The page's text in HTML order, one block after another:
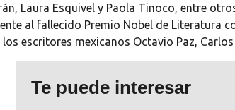
Laura Esquivel y Paola Tinoco, entre
al fallecido Premio Nobel de Literatura
escritores mexicanos Octavio Paz, Carlos
Te puede interesar